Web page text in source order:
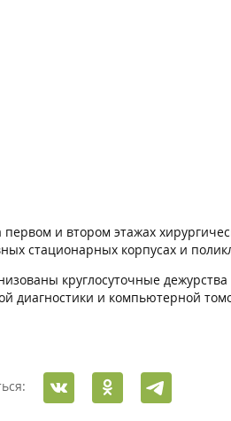
и втором этажах
стационарных корпусах и
круглосуточные
диагностики и компьютерной